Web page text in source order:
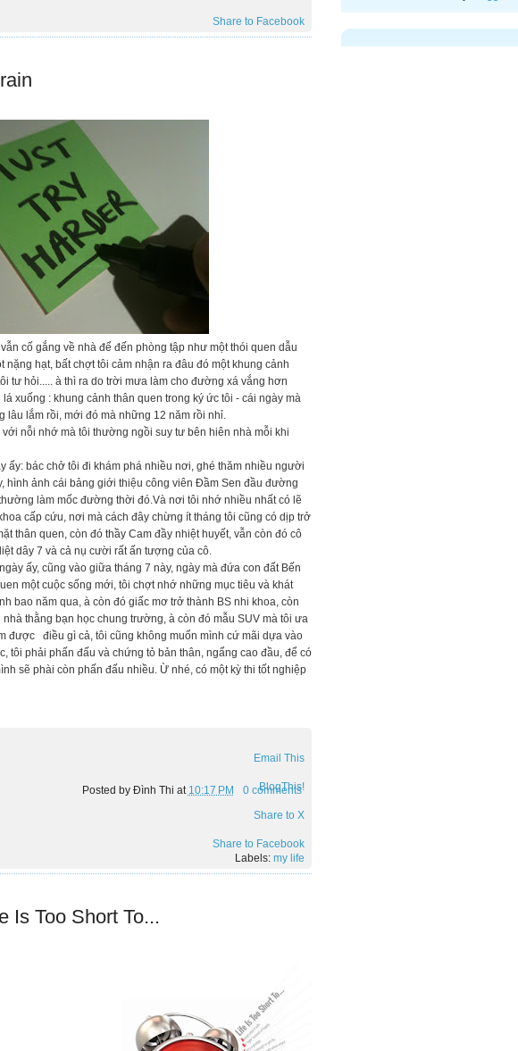
Share to Facebook
cố gắng về nhà để đến phòng tập như một thói quen dẫu
hạt, bất chợt tôi cảm nhận ra đâu đó một khung cảnh
tư hỏi..... à thì ra do trời mưa làm cho đường xá vắng hơn
xuống : khung cảnh thân quen trong ký ức tôi - cái ngày mà
lâu lắm rồi, mới đó mà những 12 năm rồi nhỉ.
nỗi nhớ mà tôi thường ngồi suy tư bên hiên nhà mỗi khi
ấy: bác chở tôi đi khám phá nhiều nơi, ghé thăm nhiều người
hình ảnh cái bảng giới thiệu công viên Đầm Sen đầu đường
làm mốc đường thời đó.Và nơi tôi nhớ nhiều nhất có lẽ
cấp cứu, nơi mà cách đây chừng ít tháng tôi cũng có dịp trở
thân quen, còn đó thầy Cam đầy nhiệt huyết, vẫn còn đó cô
dây 7 và cả nụ cười rất ấn tượng của cô.
ấy, cũng vào giữa tháng 7 này, ngày mà đứa con đất Bến
một cuộc sống mới, tôi chợt nhớ những mục tiêu và khát
bao năm qua, à còn đó giấc mơ trở thành BS nhi khoa, còn
thằng bạn học chung trường, à còn đó mẫu SUV mà tôi ưa
được điều gì cả, tôi cũng không muốn mình cứ mãi dựa vào
tôi phải phấn đấu và chứng tỏ bản thân, ngẩng cao đầu, để có
sẽ phài còn phấn đấu nhiều. Ừ nhé, có một kỳ thi tốt nghiệp
Posted by Đình Thi at 10:17 PM 0 comments
Email This
BlogThis!
Share to X
Share to Facebook
Labels: my life
Is Too Short To...